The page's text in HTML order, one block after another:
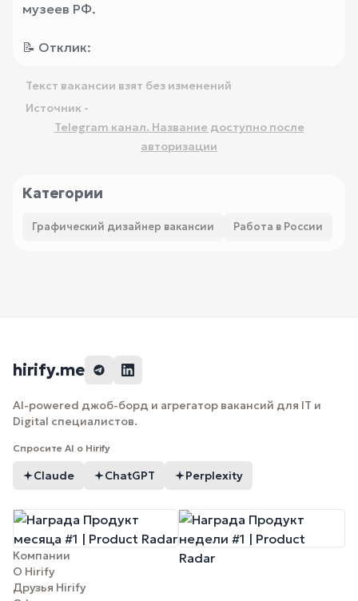
музеев РФ.
📝 Отклик:
Текст вакансии взят без изменений
Источник -
Telegram канал. Название доступно после
авторизации
Категории
Графический дизайнер вакансии Работа в России
hirify.me
AI-powered джоб-борд и агрегатор вакансий для IT и
Digital специалистов.
Спросите AI о Hirify
Claude ChatGPT Perplexity
Компании
О Hirify
Друзья Hirify